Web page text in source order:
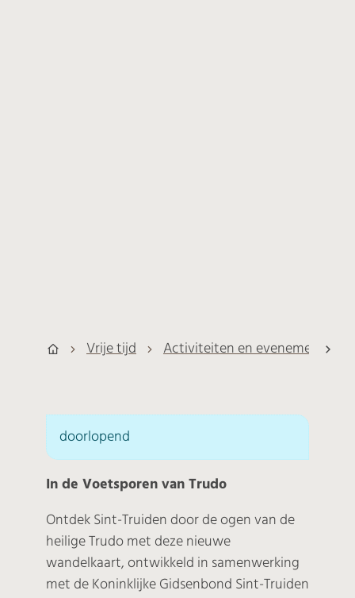
Startpagina
Vrije tijd Activiteiten en evenementen
doorlopend | In de
doorlopend
In de Voetsporen van Trudo
Ontdek Sint-Truiden door de ogen van de
heilige Trudo met deze nieuwe
wandelkaart, ontwikkeld in samenwerking
met de Koninklijke Gidsenbond Sint-Truiden